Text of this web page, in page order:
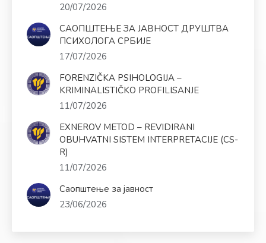
20/07/2026
САОПШТЕЊЕ ЗА ЈАВНОСТ ДРУШТВА
ПСИХОЛОГА СРБИЈЕ
17/07/2026
FORENZIČKA PSIHOLOGIJA –
KRIMINALISTIČKO PROFILISANJE
11/07/2026
EXNEROV METOD – REVIDIRANI
OBUHVATNI SISTEM INTERPRETACIJE (CS-
R)
11/07/2026
Саопштење за јавност
23/06/2026